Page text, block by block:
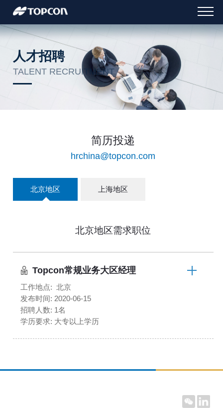
人才招聘
TALENT RECRUITMENT
简历投递
hrchina@topcon.com
北京地区 上海地区
北京地区需求职位
Topcon常规业务大区经理
工作地点: 北京
发布时间: 2020-06-15
招聘人数: 1名
学历要求: 大专以上学历